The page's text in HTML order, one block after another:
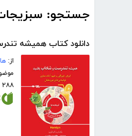
جستجو:
دانلود کتاب همیشه
از:
۲۸۸ صفحه